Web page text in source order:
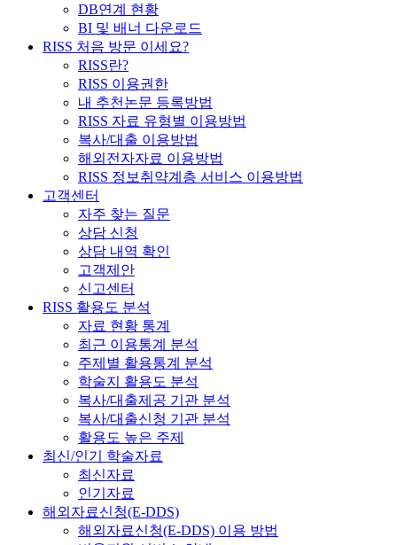
DB연계 현황
BI 및 배너 다운로드
RISS 처음 방문 이세요?
RISS란?
RISS 이용권한
내 추천논문 등록방법
RISS 자료 유형별 이용방법
복사/대출 이용방법
해외전자자료 이용방법
RISS 정보취약계층 서비스 이용방법
고객센터
자주 찾는 질문
상담 신청
상담 내역 확인
고객제안
신고센터
RISS 활용도 분석
자료 현황 통계
최근 이용통계 분석
주제별 활용통계 분석
학술지 활용도 분석
복사/대출제공 기관 분석
복사/대출신청 기관 분석
활용도 높은 주제
최신/인기 학술자료
최신자료
인기자료
해외자료신청(E-DDS)
해외자료신청(E-DDS) 이용 방법